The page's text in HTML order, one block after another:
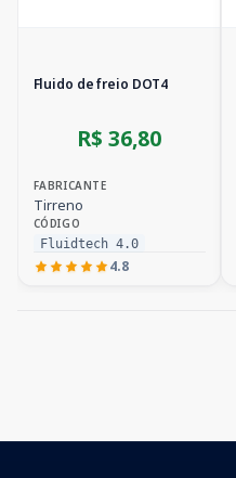
Fluido de freio DOT4
R$ 36,80
FABRICANTE
Tirreno
CÓDIGO
Fluidtech 4.0
4.8